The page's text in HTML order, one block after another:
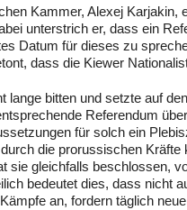
Kammer, Alexej
unterstrich er, dass ein
Datum für dieses zu
dass die Kiewer
lange bitten und setzte auf
Referendum
für solch ein
die prorussischen
sie gleichfalls beschlossen,
bedeutet dies, dass nicht
an, fordern täglich